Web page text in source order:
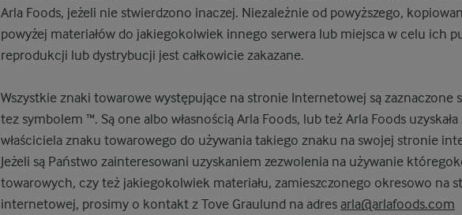
Arla Foods, jeżeli nie stwierdzono inaczej. Niezależnie od powyższego,
powyżej materiałów do jakiegokolwiek innego serwera lub miejsca w celu ich
reprodukcji lub dystrybucji jest całkowicie zakazane.
Wszystkie znaki towarowe występujące na stronie Internetowej są
tez symbolem ™. Są one albo własnością Arla Foods, lub też Arla Foods
właściciela znaku towarowego do używania takiego znaku na swojej stronie
Jeżeli są Państwo zainteresowani uzyskaniem zezwolenia na używanie
towarowych, czy też jakiegokolwiek materiału, zamieszczonego okresowo na
internetowej, prosimy o kontakt z Tove Graulund na adresarla@arlafoods.com